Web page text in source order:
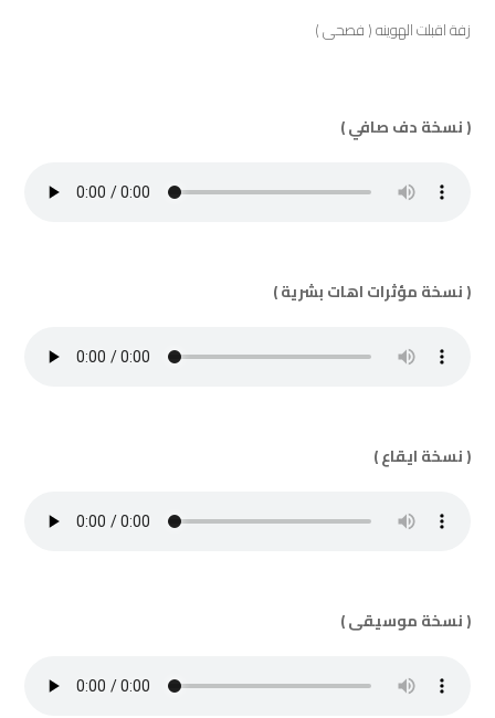
زفة اقبلت الهوينه ( فصحى )
( نسخة دف صافي )
( نسخة مؤثرات اهات بشرية )
( نسخة ايقاع )
( نسخة موسيقى )